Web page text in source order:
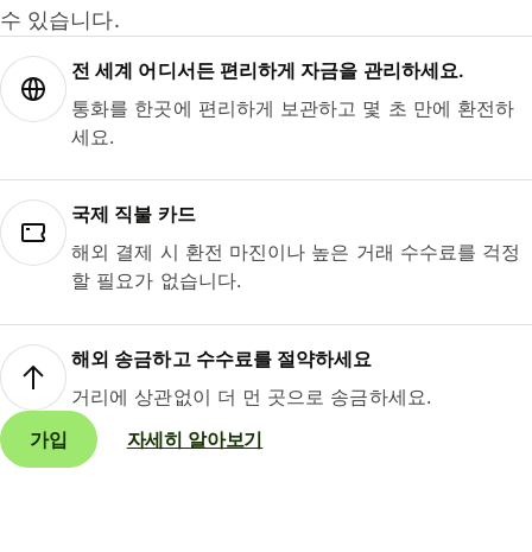
수 있습니다.
전 세계 어디서든 편리하게 자금을 관리하세요.
통화를 한곳에 편리하게 보관하고 몇 초 만에 환전하
세요.
국제 직불 카드
해외 결제 시 환전 마진이나 높은 거래 수수료를 걱정
할 필요가 없습니다.
해외 송금하고 수수료를 절약하세요
거리에 상관없이 더 먼 곳으로 송금하세요.
가입
자세히 알아보기